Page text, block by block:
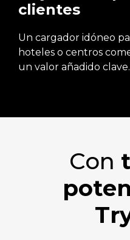
clientes
Un cargador idóneo
hoteles o centros
un valor añadido clave.
Con